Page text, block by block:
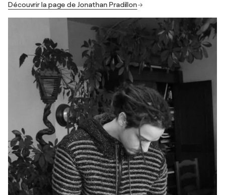
Découvrir la page de Jonathan Pradillon